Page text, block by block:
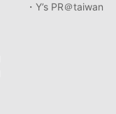
・Y’s PR＠taiwan